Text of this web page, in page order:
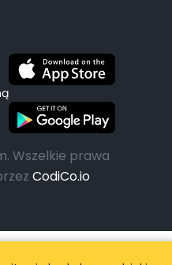
Wszelkie prawa
CodiCo.io